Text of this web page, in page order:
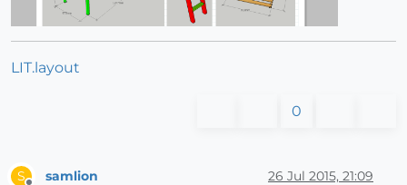
LIT.layout
0
S samlion 26 Jul 2015, 21:09